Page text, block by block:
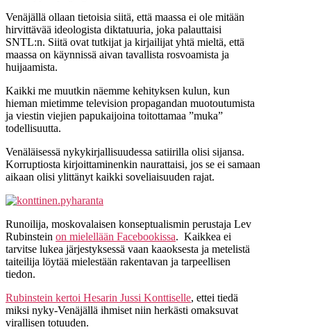
Venäjällä ollaan tietoisia siitä, että maassa ei ole mitään
hirvittävää ideologista diktatuuria, joka palauttaisi
SNTL:n. Siitä ovat tutkijat ja kirjailijat yhtä mieltä, että
maassa on käynnissä aivan tavallista rosvoamista ja
huijaamista.
Kaikki me muutkin näemme kehityksen kulun, kun
hieman mietimme television propagandan muotoutumista
ja viestin viejien papukaijoina toitottamaa ”muka”
todellisuutta.
Venäläisessä nykykirjallisuudessa satiirilla olisi sijansa.
Korruptiosta kirjoittaminenkin naurattaisi, jos se ei samaan
aikaan olisi ylittänyt kaikki soveliaisuuden rajat.
Runoilija, moskovalaisen konseptualismin perustaja Lev
Rubinstein on mielellään Facebookissa. Kaikkea ei
tarvitse lukea järjestyksessä vaan kaaoksesta ja metelistä
taiteilija löytää mielestään rakentavan ja tarpeellisen
tiedon.
Rubinstein kertoi Hesarin Jussi Konttiselle, ettei tiedä
miksi nyky-Venäjällä ihmiset niin herkästi omaksuvat
virallisen totuuden.